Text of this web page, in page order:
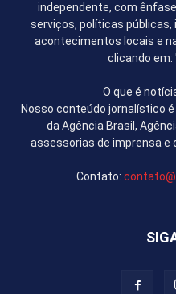
independente, com
serviços, políticas
acontecimentos locais e
clicando em:
O que é
Nosso conteúdo jornalístico
da Agência Brasil,
assessorias de imprensa e
Contato: